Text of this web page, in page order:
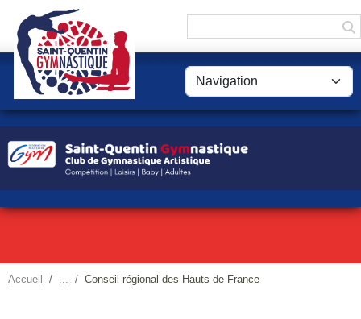
Accueil Conseil régional des Hauts de France
Panneau de gestion des cookies